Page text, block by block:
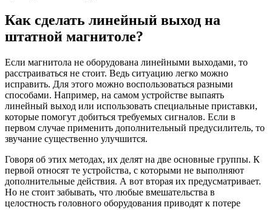
Как сделать линейный выход на
штатной магнитоле?
Если магнитола не оборудована линейными выходами, то
расстраиваться не стоит. Ведь ситуацию легко можно
исправить. Для этого можно воспользоваться разными
способами. Например, на самом устройстве выпаять
линейный выход или использовать специальные приставки,
которые помогут добиться требуемых сигналов. Если в
первом случае применить дополнительный предусилитель, то
звучание существенно улучшится.
Говоря об этих методах, их делят на две основные группы. К
первой относят те устройства, с которыми не выполняют
дополнительные действия. А вот вторая их предусматривает.
Но не стоит забывать, что любые вмешательства в
целостность головного оборудования приводят к потере